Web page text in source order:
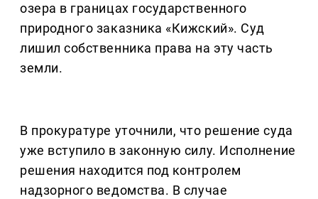
озера в границах государственного
природного заказника «Кижский». Суд
лишил собственника права на эту часть
земли.
В прокуратуре уточнили, что решение суда
уже вступило в законную силу. Исполнение
решения находится под контролем
надзорного ведомства. В случае